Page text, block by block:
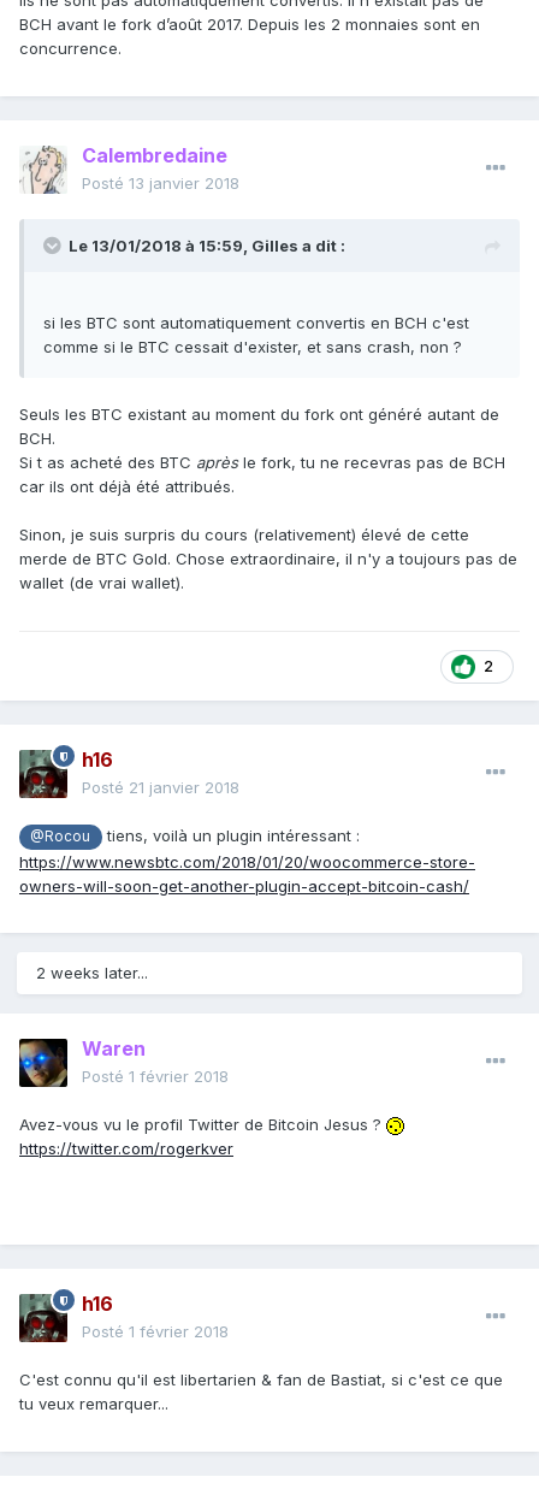
BCH avant le fork d’août 2017. Depuis les 2 monnaies sont en
concurrence.
Calembredaine
Posté 13 janvier 2018
Le 13/01/2018 à 15:59, Gilles a dit :
si les BTC sont automatiquement convertis en BCH c'est
comme si le BTC cessait d'exister, et sans crash, non ?
Seuls les BTC existant au moment du fork ont généré autant de
BCH.
Si t as acheté des BTC aprèsle fork, tu ne recevras pas de BCH
car ils ont déjà été attribués.
Sinon, je suis surpris du cours (relativement) élevé de cette
merde de BTC Gold. Chose extraordinaire, il n'y a toujours pas de
wallet (de vrai wallet).
2
h16
Posté 21 janvier 2018
@Rocou
tiens, voilà un plugin intéressant :
https://www.newsbtc.com/2018/01/20/woocommerce-store-
owners-will-soon-get-another-plugin-accept-bitcoin-cash/
2 weeks later...
Waren
Posté 1 février 2018
Avez-vous vu le profil Twitter de Bitcoin Jesus ?
https://twitter.com/rogerkver
h16
Posté 1 février 2018
C'est connu qu'il est libertarien & fan de Bastiat, si c'est ce que
tu veux remarquer...